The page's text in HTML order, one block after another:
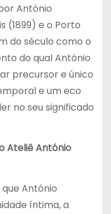
António
(1899) e o Porto
do século como o
do qual António
precursor e único
e um eco
no seu significado
Ateliê António
que António
íntima, a